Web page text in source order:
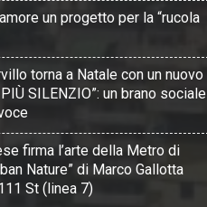
un progetto per la “rucola
torna a Natale con un nuovo
SILENZIO”: un brano sociale
firma l’arte della Metro di
Nature” di Marco Gallotta
St (linea 7)